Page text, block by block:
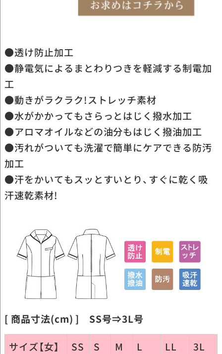
●透け防止加工
●静電気によるまとわりつきを軽減する制電加
工
●動きがラクラク!ストレッチ素材
●水がかかってもさらっとはじく撥水加工
●アロマオイルなどの油分もはじく撥油加工
●汚れがついても洗濯で簡単にケアできる防汚
加工
●汗をかいてもスッとすいとり、すぐに乾く吸
汗速乾素材!
[ 商品寸法(cm) ] SS号⇒3L号
サイズ【女】
SS S M L LL
3L